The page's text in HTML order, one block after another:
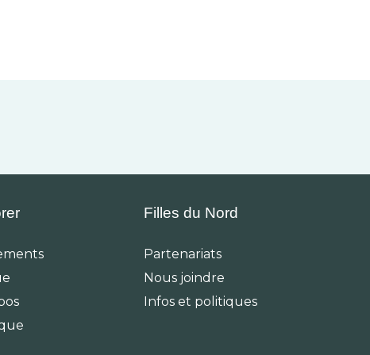
Filles du Nord
Partenariats
Nous joindre
Infos et politiques